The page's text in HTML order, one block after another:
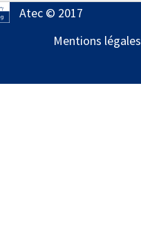
Atec © 2017
Mentions légales